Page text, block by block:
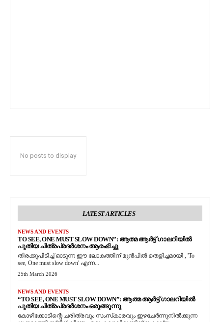
No posts to display
LATEST ARTICLES
NEWS AND EVENTS
TO SEE, ONE MUST SLOW DOWN”: ആത്മ ആർട്ട് ഗാലറിയിൽ
പുതിയ ചിത്രപ്രദർശനം ആരംഭിച്ചു
തിരക്കുപിടിച്ച് ഓടുന്ന ഈ ലോകത്തിന് മുൻപിൽ തെളിച്ചമായി , 'To
see, One must slow down' എന്ന...
25th March 2026
NEWS AND EVENTS
“TO SEE, ONE MUST SLOW DOWN”: ആത്മ ആർട്ട് ഗാലറിയിൽ
പുതിയ ചിത്രപ്രദർശനം ഒരുങ്ങുന്നു
കോഴിക്കോടിന്റെ ചരിത്രവും സംസ്‌കാരവും ഇഴചേർന്നുനിൽക്കുന്ന